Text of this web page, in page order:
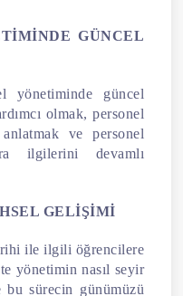
GÜNCEL
yönetiminde güncel
olmak, personel
ve personel
ilgilerini devamlı
GELİŞİMİ
ile ilgili öğrencilere
yönetimin nasıl seyir
sürecin günümüzü